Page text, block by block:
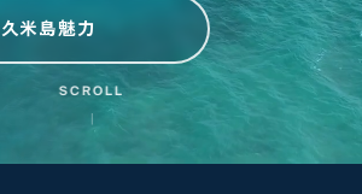
米島魅力
SCROLL